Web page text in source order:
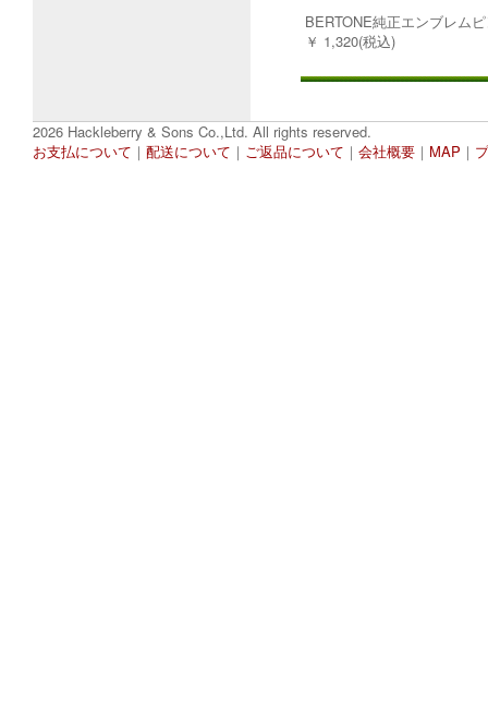
BERTONE純正エンブレム
￥ 1,320(税込)
2026 Hackleberry & Sons Co.,Ltd. All rights reserved.
お支払について ｜ 配送について ｜ ご返品について ｜ 会社概要 ｜ MAP ｜